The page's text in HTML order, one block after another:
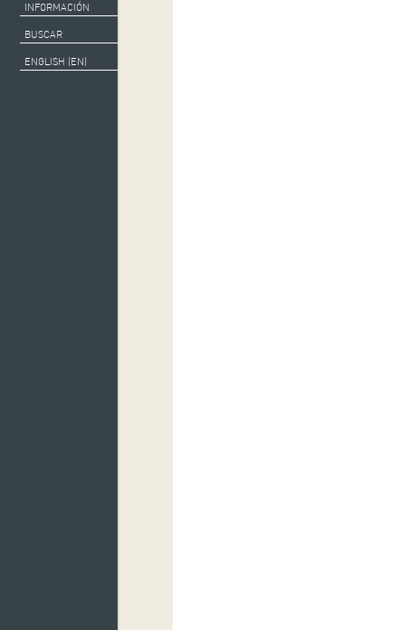
INFORMACIÓN
BUSCAR
ENGLISH (EN)